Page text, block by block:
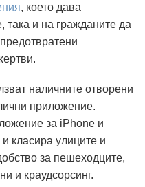
, което дава
така и на гражданите да
наличните отворени
приложение.
за iPhone и
класира улиците и
за пешеходците,
и краудсорсинг.